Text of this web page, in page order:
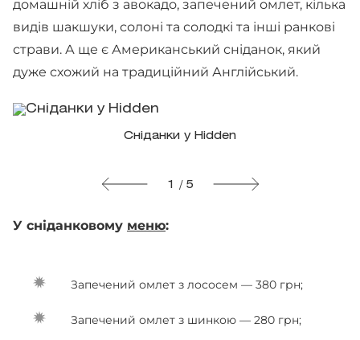
домашній хліб з авокадо, запечений омлет, кілька
видів шакшуки, солоні та солодкі та інші ранкові
страви. А ще є Американський сніданок, який
дуже схожий на традиційний Англійський.
Сніданки у Hidden
1 / 5
У сніданковому меню:
Запечений омлет з лососем — 380 грн;
Запечений омлет з шинкою — 280 грн;